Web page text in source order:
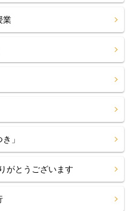
業
」
がとうございます